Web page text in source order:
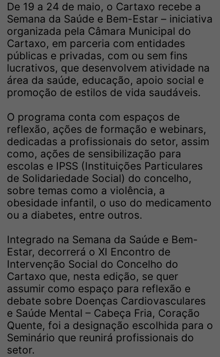
De 19 a 24 de maio, o Cartaxo recebe a
Semana da Saúde e Bem-Estar – iniciativa
organizada pela Câmara Municipal do
Cartaxo, em parceria com entidades
públicas e privadas, com ou sem fins
lucrativos, que desenvolvem atividade na
área da saúde, educação, apoio social e
promoção de estilos de vida saudáveis.
O programa conta com espaços de
reflexão, ações de formação e webinars,
dedicadas a profissionais do setor, assim
como, ações de sensibilização para
escolas e IPSS (Instituições Particulares
de Solidariedade Social) do concelho,
sobre temas como a violência, a
obesidade infantil, o uso do medicamento
ou a diabetes, entre outros.
Integrado na Semana da Saúde e Bem-
Estar, decorrerá o XI Encontro de
Intervenção Social do Concelho do
Cartaxo que, nesta edição, se quer
assumir como espaço para reflexão e
debate sobre Doenças Cardiovasculares
e Saúde Mental – Cabeça Fria, Coração
Quente, foi a designação escolhida para o
Seminário que reunirá profissionais do
setor.